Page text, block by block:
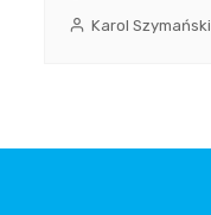
Karol Szymański